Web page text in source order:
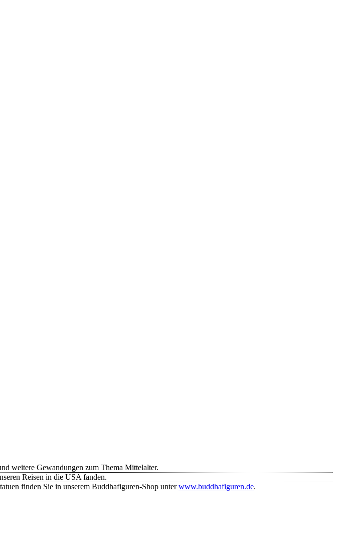
weitere Gewandungen zum Thema Mittelalter.
Reisen in die USA fanden.
finden Sie in unserem Buddhafiguren-Shop unterwww.buddhafiguren.de.